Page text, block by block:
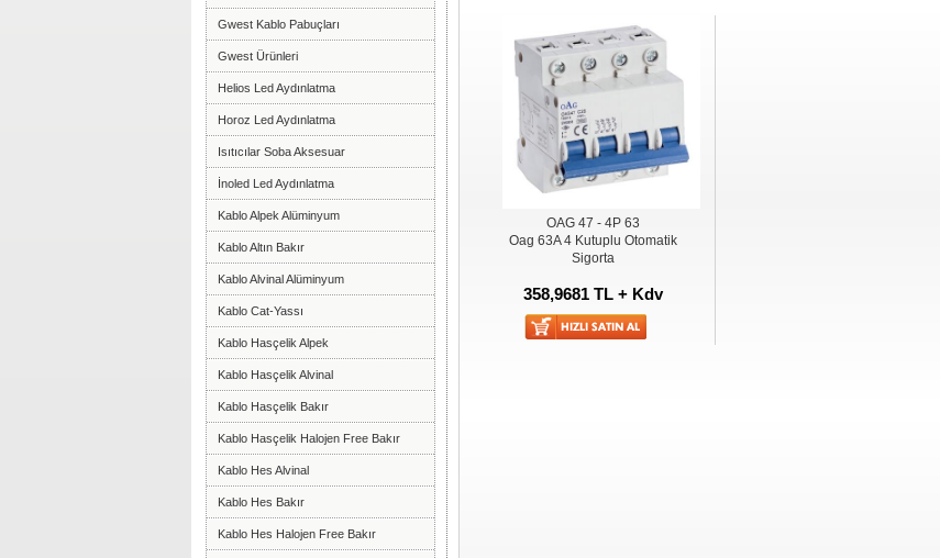
Gwest Kablo Pabuçları
Gwest Ürünleri
Helios Led Aydınlatma
Horoz Led Aydınlatma
Isıtıcılar Soba Aksesuar
İnoled Led Aydınlatma
Kablo Alpek Alüminyum
Kablo Altın Bakır
Kablo Alvinal Alüminyum
Kablo Cat-Yassı
Kablo Hasçelik Alpek
Kablo Hasçelik Alvinal
Kablo Hasçelik Bakır
Kablo Hasçelik Halojen Free Bakır
Kablo Hes Alvinal
Kablo Hes Bakır
Kablo Hes Halojen Free Bakır
OAG 47 - 4P 63
Oag 63A 4 Kutuplu Otomatik
Sigorta
358,9681 TL + Kdv